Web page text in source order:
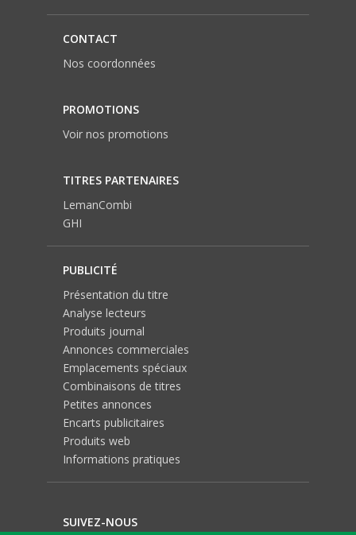
CONTACT
Nos coordonnées
PROMOTIONS
Voir nos promotions
TITRES PARTENAIRES
LemanCombi
GHI
PUBLICITÉ
Présentation du titre
Analyse lecteurs
Produits journal
Annonces commerciales
Emplacements spéciaux
Combinaisons de titres
Petites annonces
Encarts publicitaires
Produits web
Informations pratiques
SUIVEZ-NOUS